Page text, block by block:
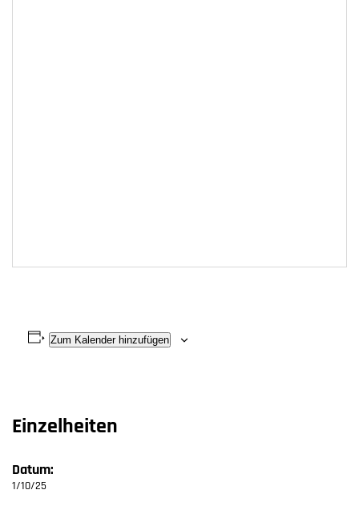
Zum Kalender hinzufügen
Einzelheiten
Datum:
1/10/25